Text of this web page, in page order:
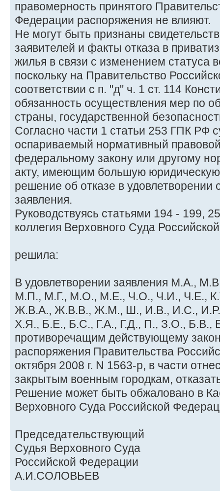
правомерность принятого
Федерации распоряжения не влияют.
Не могут быть признаны
заявителей и факты отказа в
жилья в связи с изменением статуса
поскольку на Правительство
соответствии с п. "д" ч. 1 ст. 114
обязанность осуществления мер по
страны, государственной
Согласно части 1 статьи 253 ГПК РФ
оспариваемый нормативный
федеральному закону или другому
акту, имеющим большую
решение об отказе в удовлетворении
заявления.
Руководствуясь статьями 194 - 199,
коллегия Верховного Суда
решила:
В удовлетворении заявления М.А.,
М.П., М.Г., М.О., М.Е., Ч.О., Ч.И., Ч.Е.,
Ж.В.А., Ж.В.В., Ж.М., Ш., И.В., И.С.,
Х.Я., Б.Е., Б.С., Г.А., Г.Д., П., З.О., Б.В.,
противоречащим действующему
распоряжения Правительства
октября 2008 г. N 1563-р, в части
закрытым военным городкам,
Решение может быть обжаловано в
Верховного Суда Российской
Председательствующий
Судья Верховного Суда
Российской Федерации
А.И.СОЛОВЬЕВ